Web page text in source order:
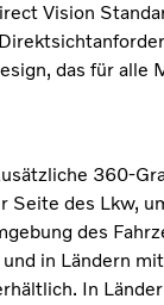
Vision
das für alle
360-
Seite des Lkw,
des
in Ländern
In